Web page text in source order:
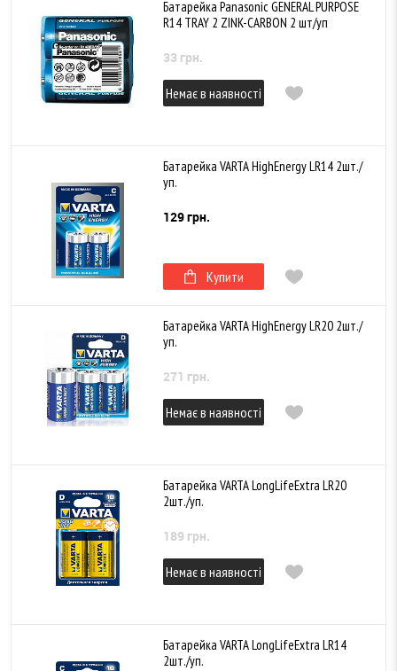
Батарейка Panasonic GENERAL PURPOSE
R14 TRAY 2 ZINK-CARBON 2 шт/уп
33 грн.
Немає в наявності
Батарейка VARTA HighEnergy LR14 2шт./
уп.
129 грн.
Купити
Батарейка VARTA HighEnergy LR20 2шт./
уп.
271 грн.
Немає в наявності
Батарейка VARTA LongLifeExtra LR20
2шт./уп.
189 грн.
Немає в наявності
Батарейка VARTA LongLifeExtra LR14
2шт./уп.